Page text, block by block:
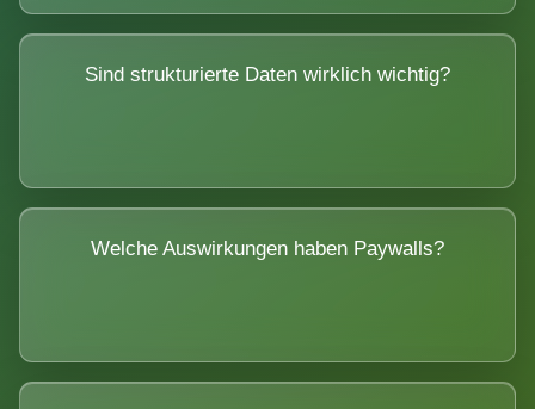
Sind strukturierte Daten wirklich wichtig?
Welche Auswirkungen haben Paywalls?